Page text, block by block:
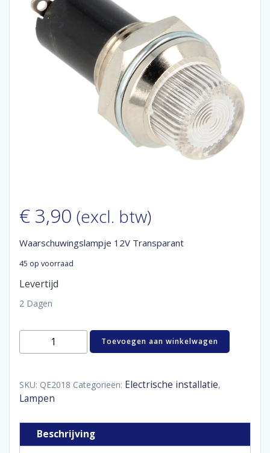
€ 3,90 (excl. btw)
Waarschuwingslampje 12V Transparant
45 op voorraad
Levertijd
2 Dagen
WaarschuwingslampjeToevoegen aan winkelwagen
SKU: QE2018 Categorieën: Electrische installatie,
Lampen
Beschrijving